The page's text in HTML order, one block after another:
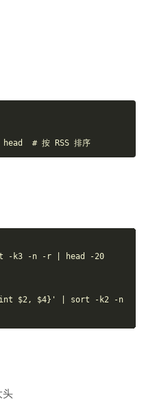
-k3 -n -r | head -20
$2, $4}' | sort -k2 -n
头